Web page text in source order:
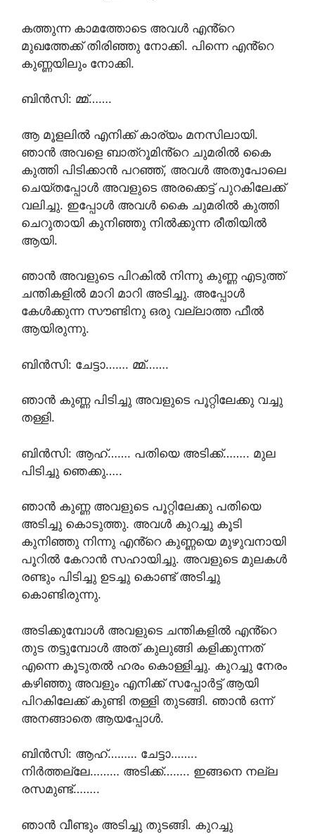
കത്തുന്ന കാമത്തോടെ അവൾ എൻ്റെ
മുഖത്തേക്ക് തിരിഞ്ഞു നോക്കി. പിന്നെ എൻ്റെ
കുണ്ണയിലും നോക്കി.
ബിൻസി: മ്മ്…….
ആ മൂളലിൽ എനിക്ക് കാര്യം മനസിലായി.
ഞാൻ അവളെ ബാത്‌റൂമിൻ്റെ ചുമരിൽ കൈ
കുത്തി പിടിക്കാൻ പറഞ്ഞ്, അവൾ അതുപോലെ
ചെയ്തപ്പോൾ അവളുടെ അരക്കെട്ട് പുറകിലേക്ക്
വലിച്ചു. ഇപ്പോൾ അവൾ കൈ ചുമരിൽ കുത്തി
ചെറുതായി കുനിഞ്ഞു നിൽക്കുന്ന രീതിയിൽ
ആയി.
ഞാൻ അവളുടെ പിറകിൽ നിന്നു കുണ്ണ എടുത്ത്
ചന്തികളിൽ മാറി മാറി അടിച്ചു. അപ്പോൾ
കേൾക്കുന്ന സൗണ്ടിനു ഒരു വല്ലാത്ത ഫീൽ
ആയിരുന്നു.
ബിൻസി: ചേട്ടാ……. മ്മ്…….
ഞാൻ കുണ്ണ പിടിച്ചു അവളുടെ പൂറ്റിലേക്കു വച്ചു
തള്ളി.
ബിൻസി: ആഹ്……. പതിയെ അടിക്ക്…….. മുല
പിടിച്ചു ഞെക്കു…..
ഞാൻ കുണ്ണ അവളുടെ പൂറ്റിലേക്കു പതിയെ
അടിച്ചു കൊടുത്തു. അവൾ കുറച്ചു കൂടി
കുനിഞ്ഞു നിന്നു എൻ്റെ കുണ്ണയെ മുഴുവനായി
പൂറിൽ കേറാൻ സഹായിച്ചു. അവളുടെ മുലകൾ
രണ്ടും പിടിച്ചു ഉടച്ചു കൊണ്ട് അടിച്ചു
കൊണ്ടിരുന്നു.
അടിക്കുമ്പോൾ അവളുടെ ചന്തികളിൽ എൻ്റെ
തുട തട്ടുമ്പോൾ അത് കുലുങ്ങി കളിക്കുന്നത്
എന്നെ കൂടുതൽ ഹരം കൊള്ളിച്ചു. കുറച്ചു നേരം
കഴിഞ്ഞു അവളും എനിക്ക് സപ്പോർട്ട് ആയി
പിറകിലേക്ക് കുണ്ടി തള്ളി തുടങ്ങി. ഞാൻ ഒന്ന്
അനങ്ങാതെ ആയപ്പോൾ.
ബിൻസി: ആഹ്……… ചേട്ടാ……..
നിർത്തല്ലേ……… അടിക്ക്…….. ഇങ്ങനെ നല്ല
രസമുണ്ട്……..
ഞാൻ വീണ്ടും അടിച്ചു തുടങ്ങി. കുറച്ചു